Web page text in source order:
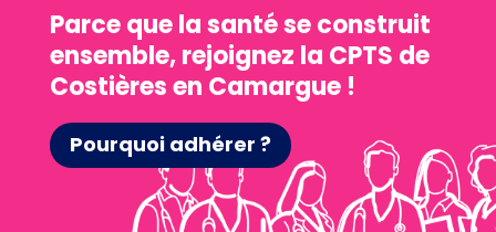
Parce que la santé se construit
ensemble, rejoignez la CPTS de
Costières en Camargue !
Pourquoi adhérer ?